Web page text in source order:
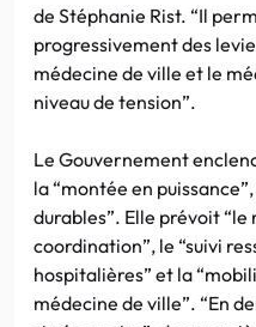
de Stéphanie Rist. “Il
progressivement des
médecine de ville et le
niveau de tension”.
Le Gouvernement
la “montée en
durables”. Elle prévoit
coordination”, le “suivi
hospitalières” et la
médecine de ville”. “En